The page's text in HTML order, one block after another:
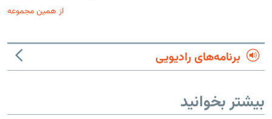
از همین مجموعه
برنامه‌های رادیویی
بیشتر بخوانید